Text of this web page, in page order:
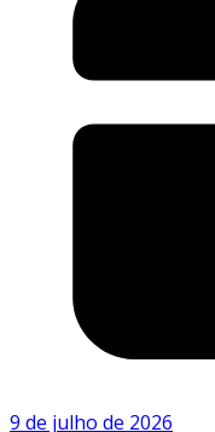
9 de julho de 2026